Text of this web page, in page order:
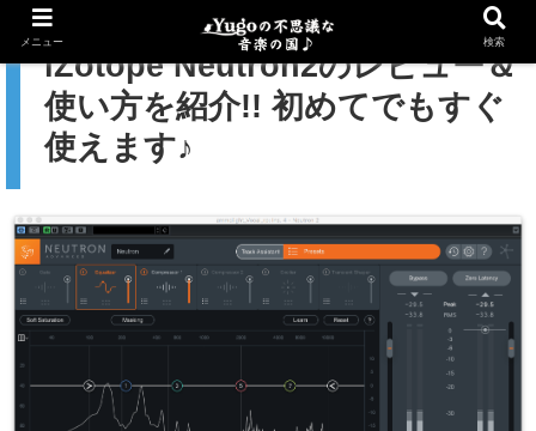
iZotope Neutron2のレビュー＆
使い方を紹介!! 初めてでもすぐ
使えます♪
メニュー 検索